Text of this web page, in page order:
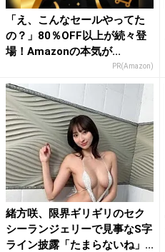
「え、こんなセールやってた
の？」80％OFF以上が続々登
場！Amazonの本気が...
PR(Amazon)
緒方咲、限界ギリギリのセク
シーランジェリーで見事なS字
ライン披露「たまらないね」...